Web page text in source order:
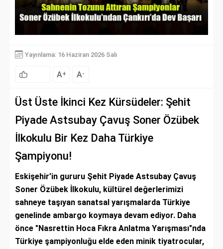
Yayınlama: 16 Haziran 2026 Salı
A+ A-
Üst Üste İkinci Kez Kürsüdeler: Şehit
Piyade Astsubay Çavuş Soner Özübek
İlkokulu Bir Kez Daha Türkiye
Şampiyonu!
Eskişehir’in gururu Şehit Piyade Astsubay Çavuş
Soner Özübek İlkokulu, kültürel değerlerimizi
sahneye taşıyan sanatsal yarışmalarda Türkiye
genelinde ambargo koymaya devam ediyor. Daha
önce "Nasrettin Hoca Fıkra Anlatma Yarışması"nda
Türkiye şampiyonluğu elde eden minik tiyatrocular,